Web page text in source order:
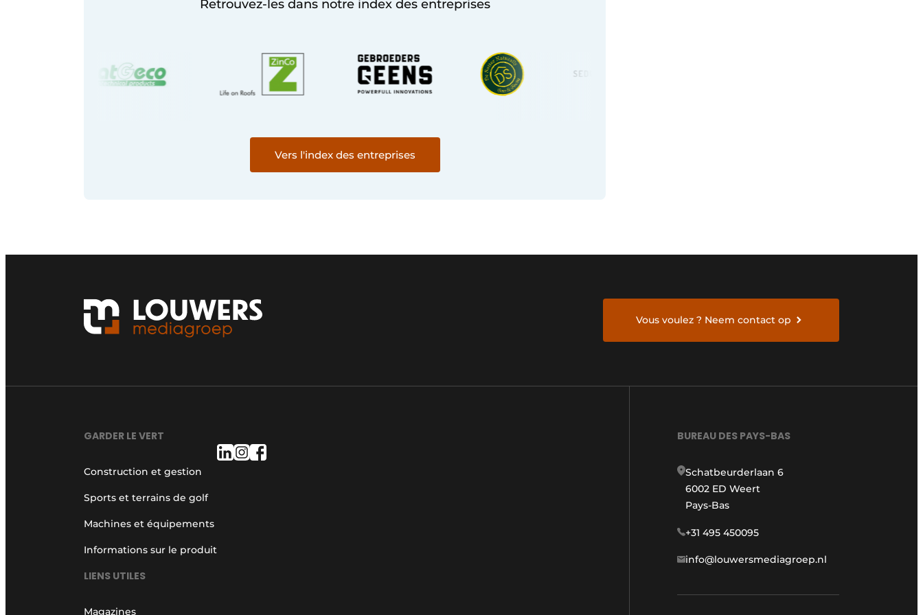
Retrouvez-les dans notre index des entreprises
Vers l'index des entreprises
Vous voulez ? Neem contact op
GARDER LE VERT
Construction et gestion
Sports et terrains de golf
Machines et équipements
Informations sur le produit
LIENS UTILES
Magazines
BUREAU DES PAYS-BAS
Schatbeurderlaan 6
6002 ED Weert
Pays-Bas
+31 495 450095
info@louwersmediagroep.nl